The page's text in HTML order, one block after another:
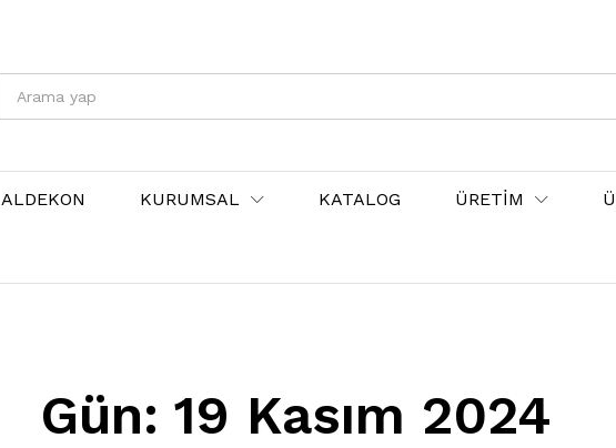
ALDEKON KURUMSAL KATALOG ÜRETİM
Gün: 19 Kasım 2024